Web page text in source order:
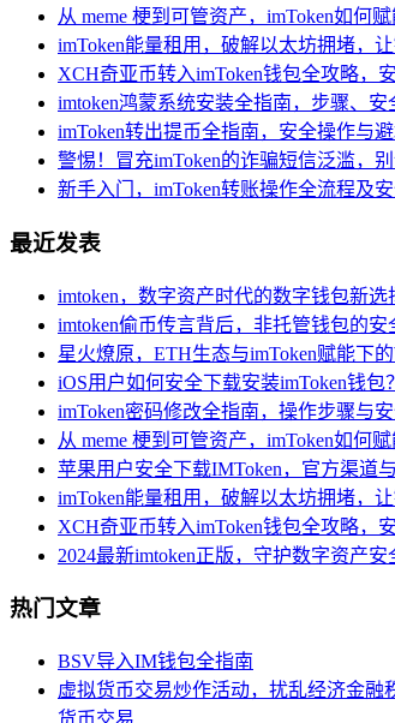
从 meme 梗到可管资产，imToken如何
imToken能量租用，破解以太坊拥堵，
XCH奇亚币转入imToken钱包全攻略，
imtoken鸿蒙系统安装全指南，步骤、安
imToken转出提币全指南，安全操作与
警惕！冒充imToken的诈骗短信泛滥，
新手入门，imToken转账操作全流程及
最近发表
imtoken，数字资产时代的数字钱包新选
imtoken偷币传言背后，非托管钱包的
星火燎原，ETH生态与imToken赋能下
iOS用户如何安全下载安装imToken钱包
imToken密码修改全指南，操作步骤与
从 meme 梗到可管资产，imToken如何
苹果用户安全下载IMToken，官方渠道
imToken能量租用，破解以太坊拥堵，
XCH奇亚币转入imToken钱包全攻略，
2024最新imtoken正版，守护数字资产
热门文章
BSV导入IM钱包全指南
虚拟货币交易炒作活动，扰乱经济金